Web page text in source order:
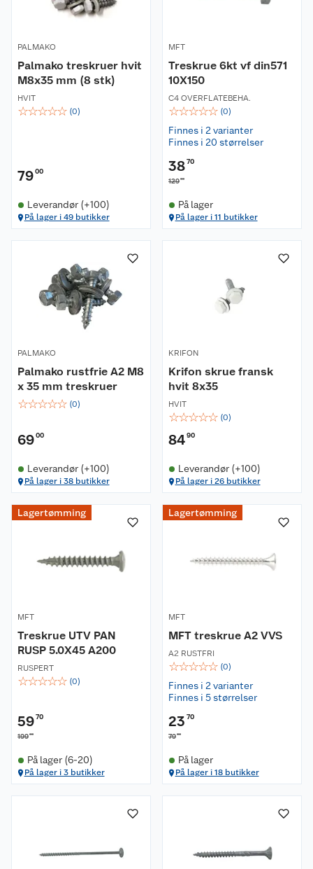
PALMAKO
Palmako treskruer hvit
M8x35 mm (8 stk)
HVIT
☆☆☆☆☆ (0)
7900
Leverandør (+100)
På lager i 49 butikker
MFT
Treskrue 6kt vf din571
10X150
C4 OVERFLATEBEHA.
☆☆☆☆☆ (0)
Finnes i 2 varianter
Finnes i 20 størrelser
3870
12900
På lager
På lager i 11 butikker
PALMAKO
Palmako rustfrie A2 M8
x 35 mm treskruer
☆☆☆☆☆ (0)
6900
Leverandør (+100)
På lager i 38 butikker
KRIFON
Krifon skrue fransk
hvit 8x35
HVIT
☆☆☆☆☆ (0)
8490
Leverandør (+100)
På lager i 26 butikker
Lagertømming
MFT
Treskrue UTV PAN
RUSP 5.0X45 A200
RUSPERT
☆☆☆☆☆ (0)
5970
19900
På lager (6-20)
På lager i 3 butikker
Lagertømming
MFT
MFT treskrue A2 VVS
A2 RUSTFRI
☆☆☆☆☆ (0)
Finnes i 2 varianter
Finnes i 5 størrelser
23 70
7900
På lager
På lager i 18 butikker